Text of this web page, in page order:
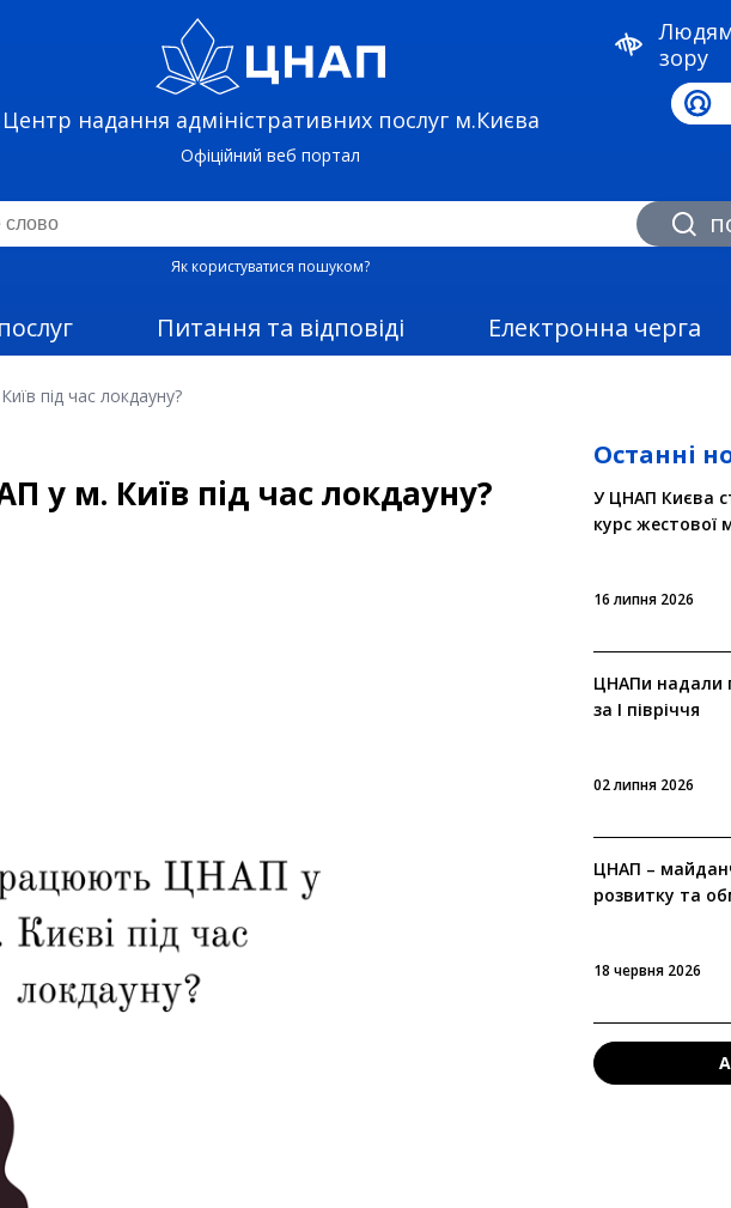
Центр надання адміністративних послуг м.Києва
Офіційний веб портал
зору
Як користуватися пошуком?
Питання та відповіді Електронна черга
під час локдауну?
у м. Київ під час локдауну?
Останні
У ЦНАП Києва
курс жестової
16 липня 2026
ЦНАПи надали
за I півріччя
02 липня 2026
ЦНАП –
розвитку та
18 червня 2026